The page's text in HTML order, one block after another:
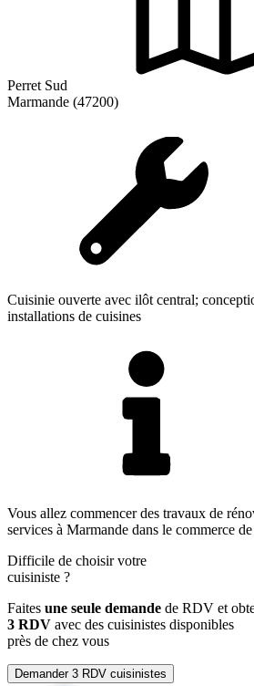
Perret Sud
Marmande (47200)
Cuisinie ouverte avec ilôt central;
installations de cuisines
Vous allez commencer des travaux de
services à Marmande dans le commerce
Difficile de choisir votre
cuisiniste ?
Faites une seule demande de RDV et
3 RDV avec des cuisinistes disponibles
près de chez vous
Demander 3 RDV cuisinistes